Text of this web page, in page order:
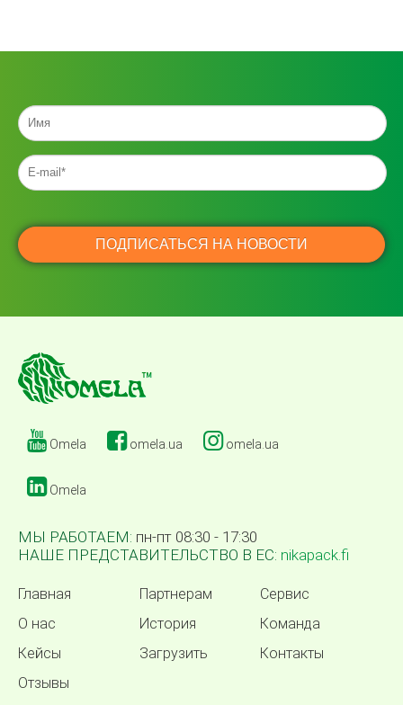
Omela omela.ua omela.ua
Omela
МЫ РАБОТАЕМ: пн-пт 08:30 - 17:30
НАШЕ ПРЕДСТАВИТЕЛЬСТВО В ЕС: nikapack.fi
Главная Партнерам
Сервис
О нас
История
Команда
Кейсы
Загрузить
Контакты
Отзывы